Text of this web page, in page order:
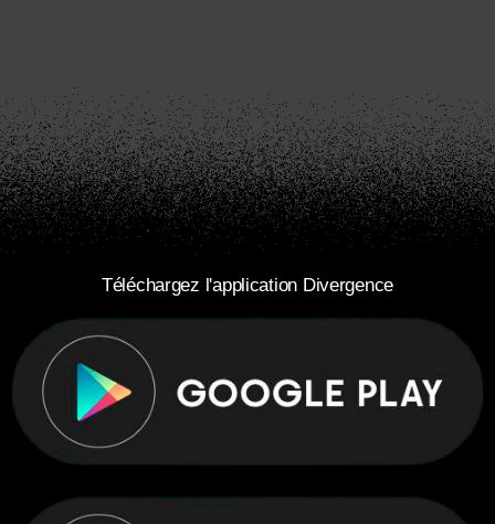
Téléchargez l'application Divergence